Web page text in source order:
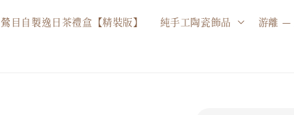
鶯目自製逸日茶禮盒【精裝版】 純手工陶瓷飾品 游離 —